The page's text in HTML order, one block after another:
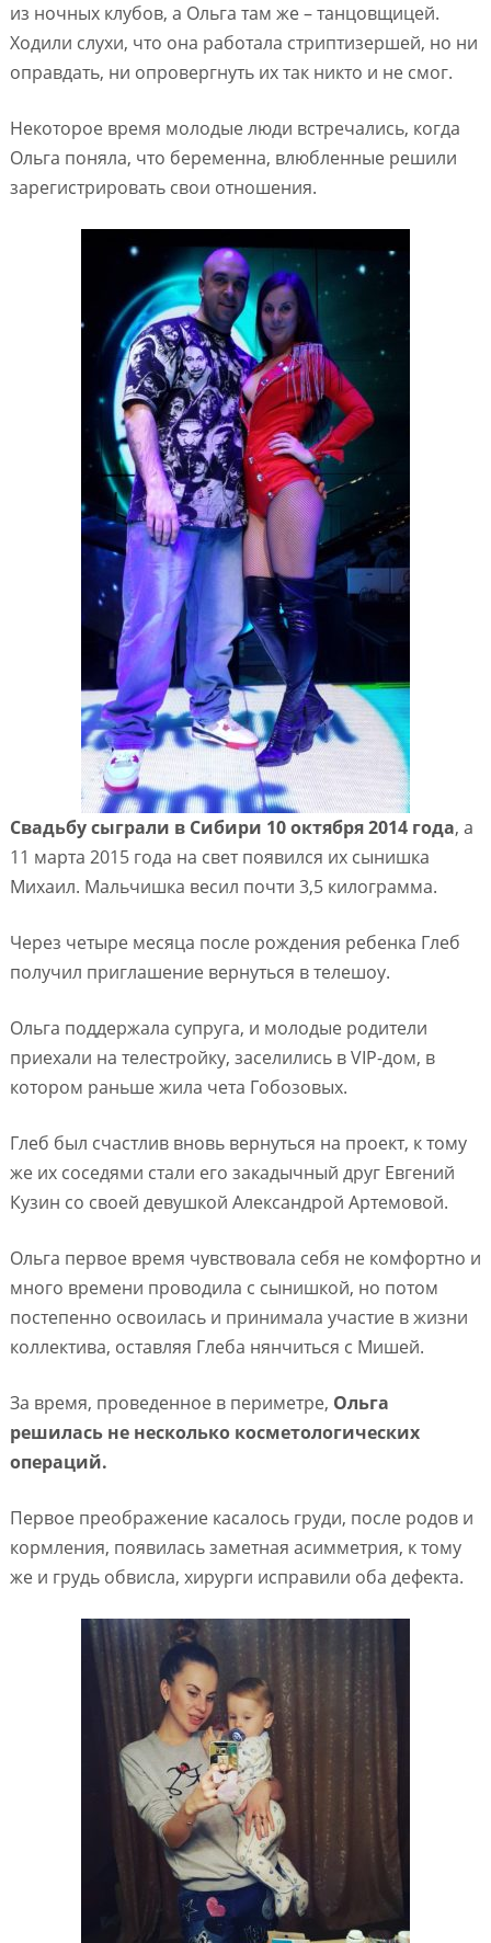
из ночных клубов, а Ольга там же – танцовщицей.
Ходили слухи, что она работала стриптизершей, но ни
оправдать, ни опровергнуть их так никто и не смог.
Некоторое время молодые люди встречались, когда
Ольга поняла, что беременна, влюбленные решили
зарегистрировать свои отношения.
Свадьбу сыграли в Сибири 10 октября 2014 года, а
11 марта 2015 года на свет появился их сынишка
Михаил. Мальчишка весил почти 3,5 килограмма.
Через четыре месяца после рождения ребенка Глеб
получил приглашение вернуться в телешоу.
Ольга поддержала супруга, и молодые родители
приехали на телестройку, заселились в VIP-дом, в
котором раньше жила чета Гобозовых.
Глеб был счастлив вновь вернуться на проект, к тому
же их соседями стали его закадычный друг Евгений
Кузин со своей девушкой Александрой Артемовой.
Ольга первое время чувствовала себя не комфортно и
много времени проводила с сынишкой, но потом
постепенно освоилась и принимала участие в жизни
коллектива, оставляя Глеба нянчиться с Мишей.
За время, проведенное в периметре, Ольга
решилась не несколько косметологических
операций.
Первое преображение касалось груди, после родов и
кормления, появилась заметная асимметрия, к тому
же и грудь обвисла, хирурги исправили оба дефекта.